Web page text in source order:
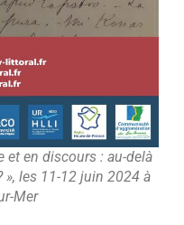
et en discours : au-delà
les 11-12 juin 2024 à
Mer